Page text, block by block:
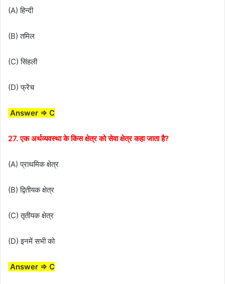
(A) हिन्दी
(B) तमिल
(C) सिंहली
(D) फ्रेंच
Answer ⇒ C
27. एक अर्थव्यवस्था के किस क्षेत्र को सेवा क्षेत्र कहा जाता है?
(A) प्राथमिक क्षेत्र
(B) द्वितीयक क्षेत्र
(C) तृतीयक क्षेत्र
(D) इनमें सभी को
Answer ⇒ C